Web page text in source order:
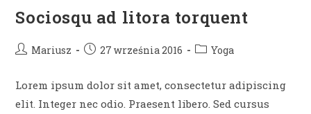
Sociosqu ad litora torquent
PostMariusz
Post27 września 2016
PostYoga
Lorem ipsum dolor sit amet, consectetur adipiscing
elit. Integer nec odio. Praesent libero. Sed cursus